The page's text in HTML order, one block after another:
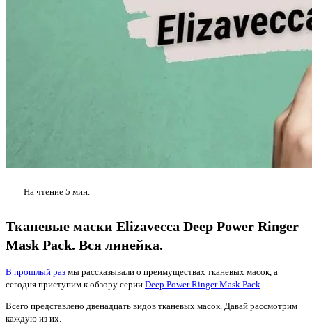
На чтение 5 мин.
Тканевые маски Elizavecca Deep Power Ringer
Mask Pack. Вся линейка.
В прошлый раз мы рассказывали о преимуществах тканевых масок, а
сегодня приступим к обзору серии Deep Power Ringer Mask Pack
Всего представлено двенадцать видов тканевых масок. Давай рассмотрим
каждую из их.